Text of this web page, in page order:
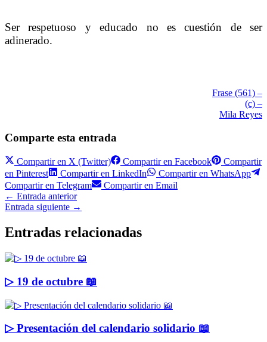
Ser respetuoso y educado no es cuestión de ser
adinerado.
Frase (561) –
(c) –
Mila Reyes
Comparte esta entrada
Compartir en X (Twitter) Compartir en Facebook
Compartir
en Pinterest Compartir en LinkedIn Compartir en WhatsApp
Compartir en Telegram Compartir en Email
← Entrada anterior
Entrada siguiente →
Entradas relacionadas
▷ 19 de octubre 📖
▷ Presentación del calendario solidario 📖